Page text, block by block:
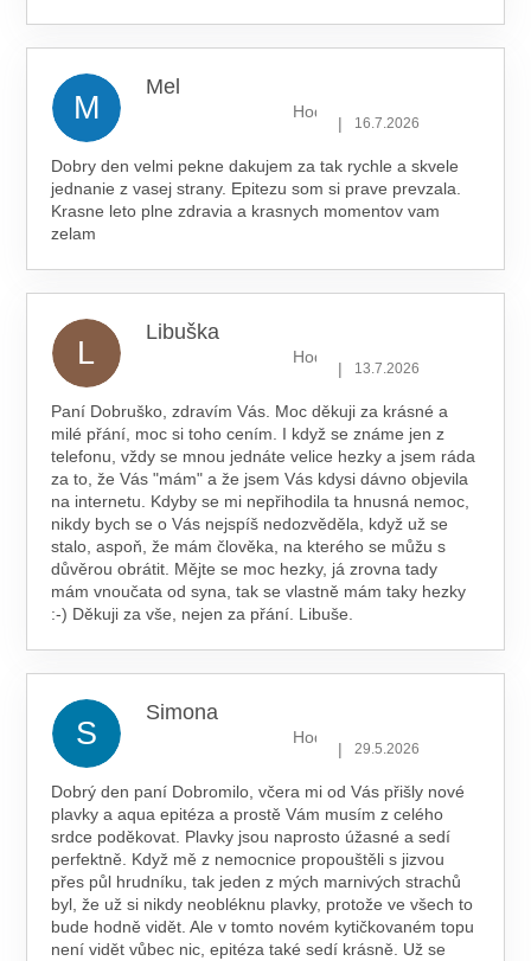
M
Mel
Hodnocení obchodu je 5 z 5
| 16.7.2026
Dobry den velmi pekne dakujem za tak rychle a skvele
jednanie z vasej strany. Epitezu som si prave prevzala.
Krasne leto plne zdravia a krasnych momentov vam
zelam
L
Libuška
Hodnocení obchodu je 5 z 5
| 13.7.2026
Paní Dobruško, zdravím Vás. Moc děkuji za krásné a
milé přání, moc si toho cením. I když se známe jen z
telefonu, vždy se mnou jednáte velice hezky a jsem ráda
za to, že Vás "mám" a že jsem Vás kdysi dávno objevila
na internetu. Kdyby se mi nepřihodila ta hnusná nemoc,
nikdy bych se o Vás nejspíš nedozvěděla, když už se
stalo, aspoň, že mám člověka, na kterého se můžu s
důvěrou obrátit. Mějte se moc hezky, já zrovna tady
mám vnoučata od syna, tak se vlastně mám taky hezky
:-) Děkuji za vše, nejen za přání. Libuše.
S
Simona
Hodnocení obchodu je 5 z 5
| 29.5.2026
Dobrý den paní Dobromilo, včera mi od Vás přišly nové
plavky a aqua epitéza a prostě Vám musím z celého
srdce poděkovat. Plavky jsou naprosto úžasné a sedí
perfektně. Když mě z nemocnice propouštěli s jizvou
přes půl hrudníku, tak jeden z mých marnivých strachů
byl, že už si nikdy neobléknu plavky, protože ve všech to
bude hodně vidět. Ale v tomto novém kytičkovaném topu
není vidět vůbec nic, epitéza také sedí krásně. Už se